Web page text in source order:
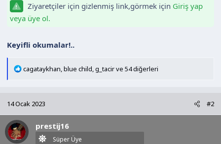
Ziyaretçiler için gizlenmiş link,görmek için Giriş yap
veya üye ol.
Keyifli okumalar!..
T
i
l
e
r
cagataykhan,blue child,g_tacirve 54 diğerleri
14 Ocak 2023 #2
prestij16
Süper Üye